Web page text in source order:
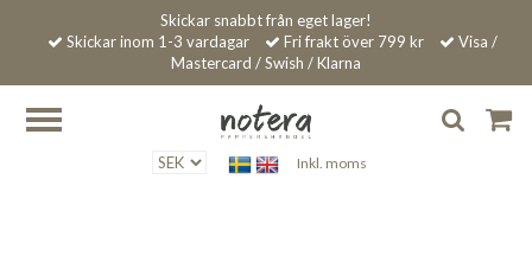
Skickar snabbt från eget lager!
Skickar inom 1-3 vardagar
Fri frakt över 799 kr
Visa /
Mastercard / Swish / Klarna
Inkl. moms